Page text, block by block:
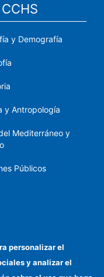
y Demografía
y Antropología
Mediterráneo y
Públicos
personalizar el
y analizar el